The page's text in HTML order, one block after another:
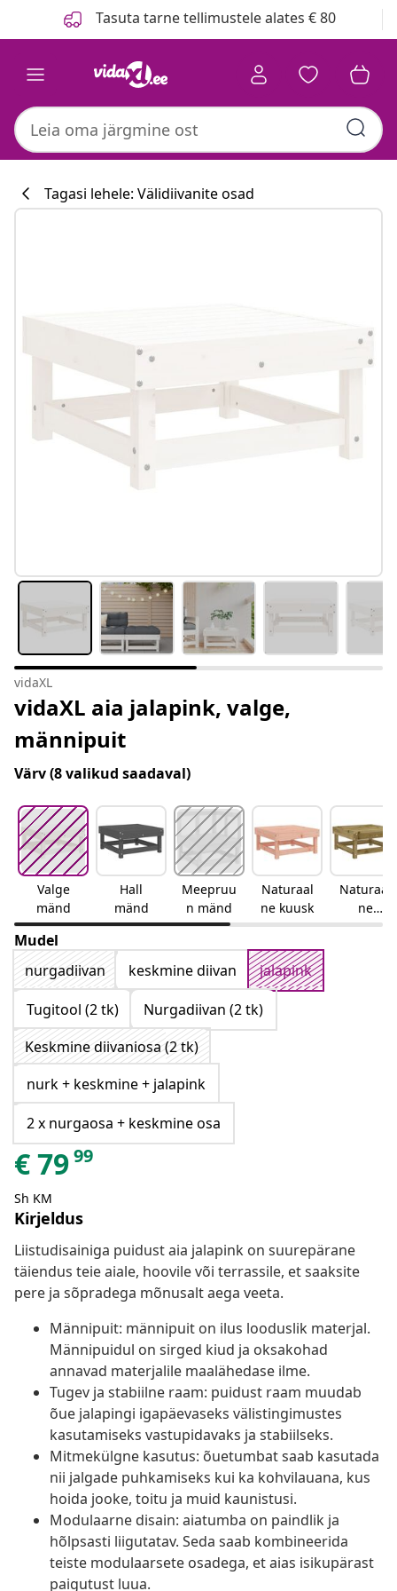
Tasuta tarne tellimustele alates € 80
#sharemevidaxl
Tagasi lehele: Välidiivanite osad
vidaXL
vidaXL aia jalapink, valge,
männipuit
Värv(8 valikud saadaval)
Valge
mänd
Hall
mänd
Meepruu
n mänd
Naturaal
ne kuusk
Naturaal
ne
immutat
Mudel
nurgadiivan
keskmine diivan
jalapink
Tugitool (2 tk)
Nurgadiivan (2 tk)
Keskmine diivaniosa (2 tk)
nurk + keskmine + jalapink
2 x nurgaosa + keskmine osa
€7999
Sh KM
Kirjeldus
Liistudisainiga puidust aia jalapink on suurepärane
täiendus teie aiale, hoovile või terrassile, et saaksite
pere ja sõpradega mõnusalt aega veeta.
Männipuit: männipuit on ilus looduslik materjal.
Männipuidul on sirged kiud ja oksakohad
annavad materjalile maalähedase ilme.
Tugev ja stabiilne raam: puidust raam muudab
õue jalapingi igapäevaseks välistingimustes
kasutamiseks vastupidavaks ja stabiilseks.
Mitmekülgne kasutus: õuetumbat saab kasutada
nii jalgade puhkamiseks kui ka kohvilauana, kus
hoida jooke, toitu ja muid kaunistusi.
Modulaarne disain: aiatumba on paindlik ja
hõlpsasti liigutatav. Seda saab kombineerida
teiste modulaarsete osadega, et aias isikupärast
paigutust luua.